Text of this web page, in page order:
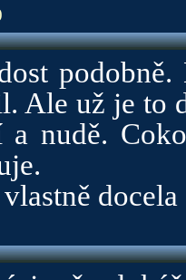
podobně.
Ale už je to
a nudě.